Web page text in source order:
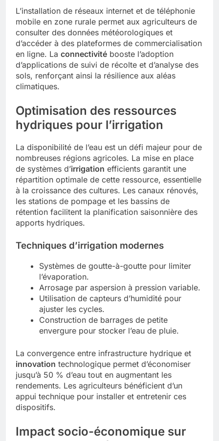
L’installation de réseaux internet et de téléphonie
mobile en zone rurale permet aux agriculteurs de
consulter des données météorologiques et
d’accéder à des plateformes de commercialisation
en ligne. La connectivité booste l’adoption
d’applications de suivi de récolte et d’analyse des
sols, renforçant ainsi la résilience aux aléas
climatiques.
Optimisation des ressources
hydriques pour l’irrigation
La disponibilité de l’eau est un défi majeur pour de
nombreuses régions agricoles. La mise en place
de systèmes d’irrigation efficients garantit une
répartition optimale de cette ressource, essentielle
à la croissance des cultures. Les canaux rénovés,
les stations de pompage et les bassins de
rétention facilitent la planification saisonnière des
apports hydriques.
Techniques d’irrigation modernes
Systèmes de goutte-à-goutte pour limiter
l’évaporation.
Arrosage par aspersion à pression variable.
Utilisation de capteurs d’humidité pour
ajuster les cycles.
Construction de barrages de petite
envergure pour stocker l’eau de pluie.
La convergence entre infrastructure hydrique et
innovation technologique permet d’économiser
jusqu’à 50 % d’eau tout en augmentant les
rendements. Les agriculteurs bénéficient d’un
appui technique pour installer et entretenir ces
dispositifs.
Impact socio-économique sur